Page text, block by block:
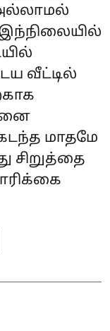
இந்நிலையில்
வீட்டில்
மாதமே
சிறுத்தை